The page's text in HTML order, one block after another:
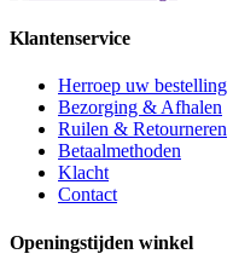
Klantenservice
Herroep uw bestelling
Bezorging & Afhalen
Ruilen & Retourneren
Betaalmethoden
Klacht
Contact
Openingstijden winkel